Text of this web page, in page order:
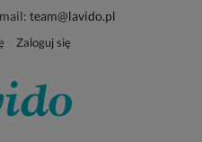
team@lavido.pl
Zaloguj się